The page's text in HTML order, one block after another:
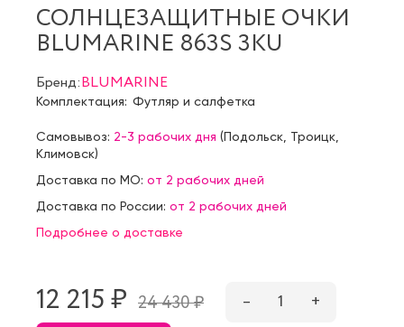
СОЛНЦЕЗАЩИТНЫЕ ОЧКИ
BLUMARINE 863S 3KU
Бренд:BLUMARINE
Комплектация: Футляр и салфетка
Самовывоз: 2-3 рабочих дня (Подольск Троицк
Климовск)
Доставка по МО: от 2 рабочих дней
Доставка по России: от 2 рабочих дней
Подробнее о доставке
12 215 ₷ 24 430 ₷ – 1 +